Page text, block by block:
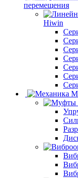
перемещения
Hiwin